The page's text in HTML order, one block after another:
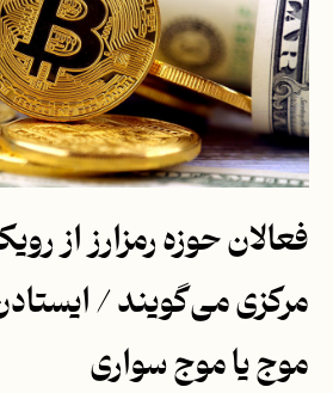
فعالان حوزه رمزارز از
مرکزی می‌گویند /
موج یا موج سواری